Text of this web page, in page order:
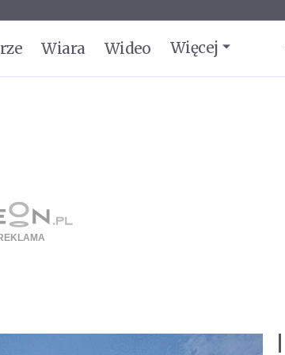
Wiara Wideo Więcej